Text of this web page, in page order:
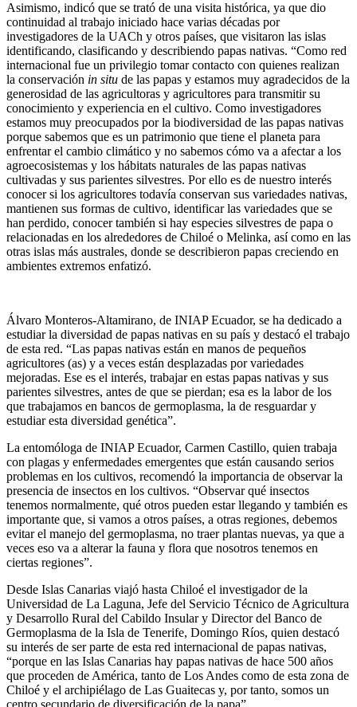
Asimismo, indicó que se trató de una visita histórica, ya que dio
continuidad al trabajo iniciado hace varias décadas por
investigadores de la UACh y otros países, que visitaron las islas
identificando, clasificando y describiendo papas nativas. “Como red
internacional fue un privilegio tomar contacto con quienes realizan
la conservación in situ de las papas y estamos muy agradecidos de la
generosidad de las agricultoras y agricultores para transmitir su
conocimiento y experiencia en el cultivo. Como investigadores
estamos muy preocupados por la biodiversidad de las papas nativas
porque sabemos que es un patrimonio que tiene el planeta para
enfrentar el cambio climático y no sabemos cómo va a afectar a los
agroecosistemas y los hábitats naturales de las papas nativas
cultivadas y sus parientes silvestres. Por ello es de nuestro interés
conocer si los agricultores todavía conservan sus variedades nativas,
mantienen sus formas de cultivo, identificar las variedades que se
han perdido, conocer también si hay especies silvestres de papa o
relacionadas en los alrededores de Chiloé o Melinka, así como en las
otras islas más australes, donde se describieron papas creciendo en
ambientes extremos enfatizó.
Álvaro Monteros-Altamirano, de INIAP Ecuador, se ha dedicado a
estudiar la diversidad de papas nativas en su país y destacó el trabajo
de esta red. “Las papas nativas están en manos de pequeños
agricultores (as) y a veces están desplazadas por variedades
mejoradas. Ese es el interés, trabajar en estas papas nativas y sus
parientes silvestres, antes de que se pierdan; esa es la labor de los
que trabajamos en bancos de germoplasma, la de resguardar y
estudiar esta diversidad genética”.
La entomóloga de INIAP Ecuador, Carmen Castillo, quien trabaja
con plagas y enfermedades emergentes que están causando serios
problemas en los cultivos, recomendó la importancia de observar la
presencia de insectos en los cultivos. “Observar qué insectos
tenemos normalmente, qué otros pueden estar llegando y también es
importante que, si vamos a otros países, a otras regiones, debemos
evitar el manejo del germoplasma, no traer plantas nuevas, ya que a
veces eso va a alterar la fauna y flora que nosotros tenemos en
ciertas regiones”.
Desde Islas Canarias viajó hasta Chiloé el investigador de la
Universidad de La Laguna, Jefe del Servicio Técnico de Agricultura
y Desarrollo Rural del Cabildo Insular y Director del Banco de
Germoplasma de la Isla de Tenerife, Domingo Ríos, quien destacó
su interés de ser parte de esta red internacional de papas nativas,
“porque en las Islas Canarias hay papas nativas de hace 500 años
que proceden de América, tanto de Los Andes como de esta zona de
Chiloé y el archipiélago de Las Guaitecas y, por tanto, somos un